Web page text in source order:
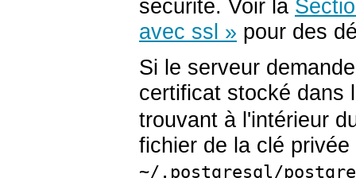
sécurité. Voir la
avec ssl » pour des
Si le serveur
certificat stocké dans
trouvant à l'intérieur
fichier de la clé
~/.postgresql/